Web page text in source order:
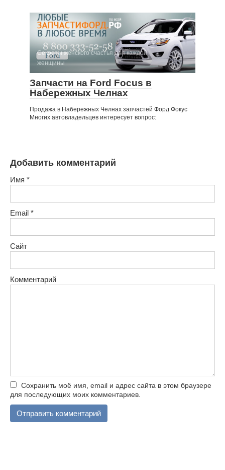
Секреты женского счастья для каждой
женщины
Запчасти на Ford Focus в
Набережных Челнах
Продажа в Набережных Челнах запчастей Форд Фокус
Многих автовладельцев интересует вопрос:
Добавить комментарий
Имя *
Email *
Сайт
Комментарий
Сохранить моё имя, email и адрес сайта в этом браузере
для последующих моих комментариев.